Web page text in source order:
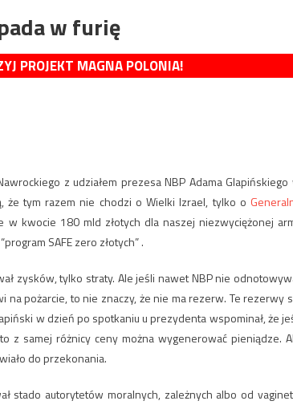
w furię
PROJEKT MAGNA POLONIA!
z udziałem prezesa NBP Adama Glapińskiego
że tym razem nie chodzi o Wielki Izrael, tylko o
kwocie 180 mld złotych dla naszej niezwyciężonej
SAFE zero złotych” .
zysków, tylko straty. Ale jeśli nawet NBP nie
pożarcie, to nie znaczy, że nie ma rezerw. Te rezerwy
w dzień po spotkaniu u prezydenta wspominał, że
z samej różnicy ceny można wygenerować pieniądze.
do przekonania.
stado autorytetów moralnych, zależnych albo od